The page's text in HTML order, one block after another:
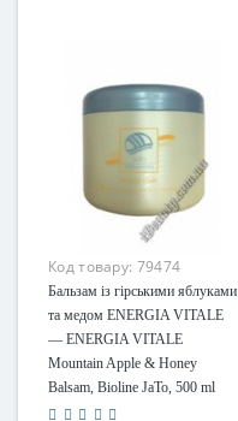
Код товару: 79474
Бальзам із гірськими яблуками
та медом ENERGIA VITALE
— ENERGIA VITALE
Mountain Apple & Honey
Balsam, Bioline JaTo, 500 ml